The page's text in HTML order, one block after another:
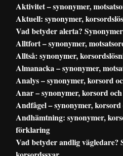
Aktivitet – synonymer,
Aktuell: synonymer,
Vad betyder alerta?
Alltfort – synonymer,
Alltså: synonymer,
Almanacka – synonymer,
Analys – synonymer, korsord
Anar – synonymer, korsord och
Andfågel – synonymer, korsord
Andhämtning: synonymer,
förklaring
Vad betyder andlig vägledare?